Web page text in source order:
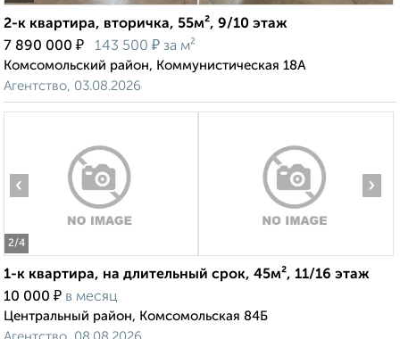
2-к квартира, вторичка, 55м², 9/10 этаж
7 890 000 ₽ 143 500 ₽ за м²
Комсомольский район, Коммунистическая 18А
Агентство, 03.08.2026
2/4
‹ ›
1-к квартира, на длительный срок, 45м², 11/16 этаж
10 000 ₽ в месяц
Центральный район, Комсомольская 84Б